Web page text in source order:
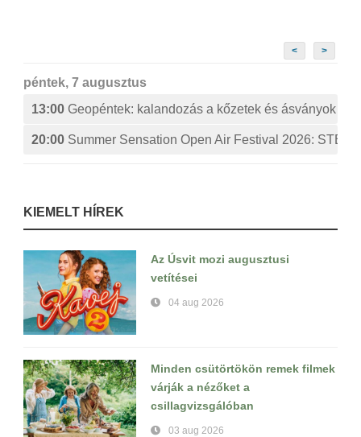
< >
péntek, 7 augusztus
13:00 Geopéntek: kalandozás a kőzetek és ásványok
20:00 Summer Sensation Open Air Festival 2026:
KIEMELT HÍREK
Az Úsvit mozi augusztusi
vetítései
04 aug 2026
Minden csütörtökön remek filmek
várják a nézőket a
csillagvizsgálóban
03 aug 2026